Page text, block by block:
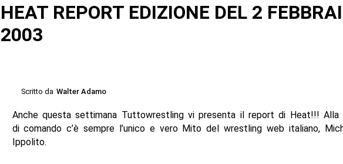
HEAT REPORT EDIZIONE DEL 2
2003
Scritto da Walter Adamo
Anche questa settimana Tuttowrestling vi presenta il report di Heat!!! Alla
di comando c’è sempre l’unico e vero Mito del wrestling web italiano,
Ippolito.